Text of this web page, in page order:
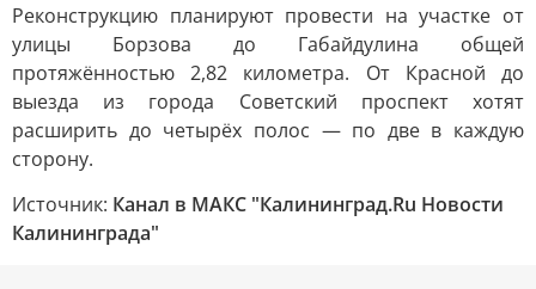
Реконструкцию планируют провести на участке от
улицы Борзова до Габайдулина общей
протяжённостью 2,82 километра. От Красной до
выезда из города Советский проспект хотят
расширить до четырёх полос — по две в каждую
сторону.
Источник: Канал в МАКС "Калининград.Ru Новости
Калининграда"